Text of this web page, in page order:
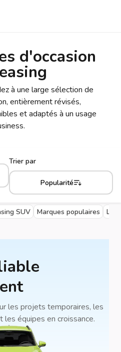
d'occasion
à une large sélection de
entièrement révisés,
et adaptés à un usage
Trier par
Popularité
SUV Marques populaires
les projets temporaires, les
équipes en croissance.